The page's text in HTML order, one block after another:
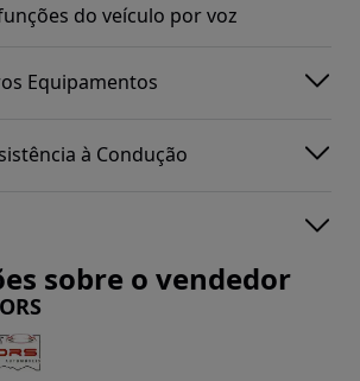
do veículo por voz
Equipamentos
à Condução
sobre o vendedor